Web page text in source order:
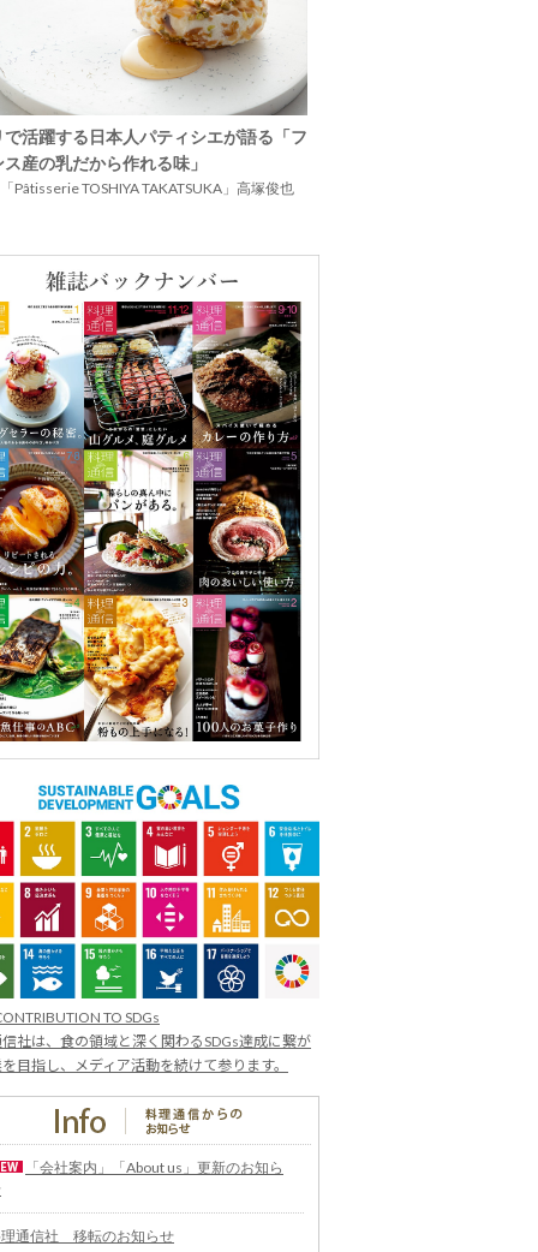
で活躍する日本人パティシエが語る「フ
産の乳だから作れる味」
Pâtisserie TOSHIYA TAKATSUKA」高塚俊也
TO SDGs
社は、食の領域と深く関わるSDGs達成に繋が
目指し、メディア活動を続けて参ります。
「会社案内」「About us」更新のお知ら
通信社 移転のお知らせ